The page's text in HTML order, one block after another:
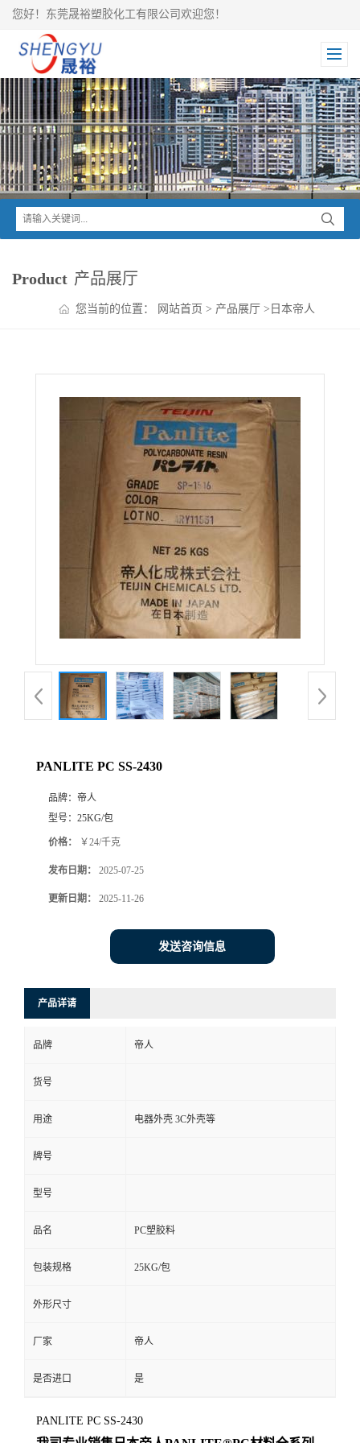
您好！东莞晟裕塑胶化工有限公司欢迎您！
Product 产品展厅
您当前的位置： 网站首页 > 产品展厅 > 日本帝人
PANLITE PC SS-2430
品牌： 帝人
型号： 25KG/包
价格： ￥24/千克
发布日期： 2025-07-25
更新日期： 2025-11-26
发送咨询信息
产品详请
品牌 帝人
货号
用途 电器外壳 3C外壳等
牌号
型号
品名 PC塑胶料
包装规格 25KG/包
外形尺寸
厂家 帝人
是否进口 是
PANLITE PC SS-2430